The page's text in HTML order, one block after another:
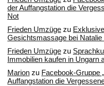
der Auffangstation die
Not
Frieden Umzüge zu
Gesichtsmassage bei Natalie
Frieden Umzüge zu
Immobilien kaufen in Ungarn
Marion zu Facebook-Gruppe
Auffangstation die